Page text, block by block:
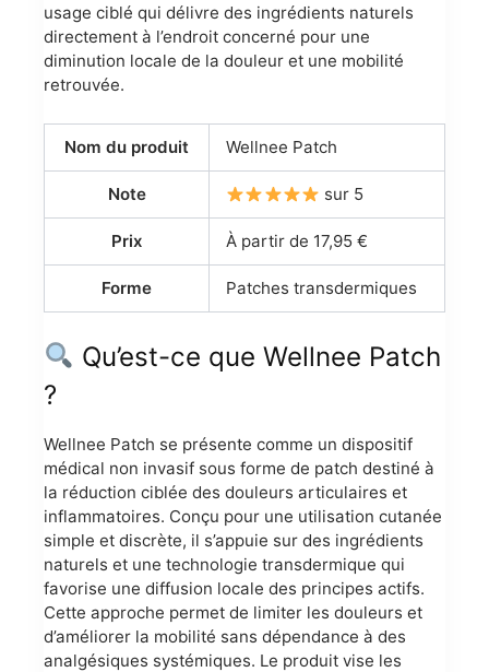
usage ciblé qui délivre des ingrédients naturels
directement à l’endroit concerné pour une
diminution locale de la douleur et une mobilité
retrouvée.
Nom du produit Wellnee Patch
Note sur 5
Prix À partir de 17,95 €
Forme Patches transdermiques
Qu’est-ce que Wellnee Patch
?
Wellnee Patch se présente comme un dispositif
médical non invasif sous forme de patch destiné à
la réduction ciblée des douleurs articulaires et
inflammatoires. Conçu pour une utilisation cutanée
simple et discrète, il s’appuie sur des ingrédients
naturels et une technologie transdermique qui
favorise une diffusion locale des principes actifs.
Cette approche permet de limiter les douleurs et
d’améliorer la mobilité sans dépendance à des
analgésiques systémiques. Le produit vise les